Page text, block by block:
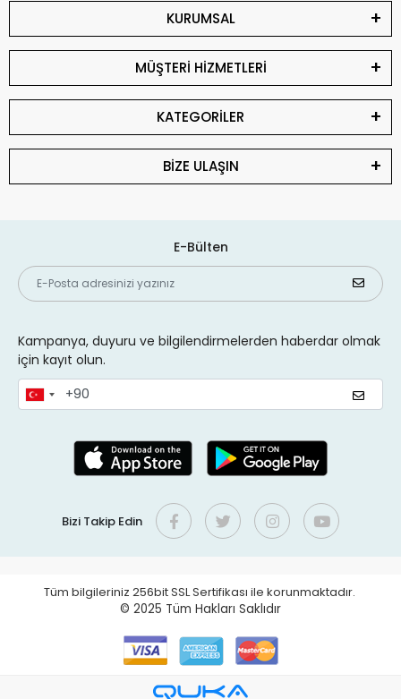
KURUMSAL
MÜŞTERİ HİZMETLERİ
KATEGORİLER
BİZE ULAŞIN
E-Bülten
Kampanya, duyuru ve bilgilendirmelerden haberdar olmak
için kayıt olun.
Bizi Takip Edin
Tüm bilgileriniz 256bit SSL Sertifikası ile korunmaktadır.
© 2025 Tüm Hakları Saklıdır